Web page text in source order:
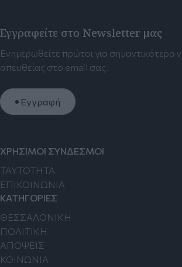
Εγγραφείτε στο Newsletter μας
Ενημερωθείτε πρώτοι για σημαντικότερα
απευθείας στο email σας.
Εγγραφή
ΧΡΗΣΙΜΟΙ ΣΥΝΔΕΣΜΟΙ
TAYTOTHTA
ΕΠΙΚΟΙΝΩΝΙΑ
ΚΑΤΗΓΟΡΙΕΣ
ΘΕΣΣΑΛΟΝΙΚΗ
ΠΟΛΙΤΙΚΗ
ΑΠΟΨΕΙΣ
ΚΟΙΝΩΝΙΑ